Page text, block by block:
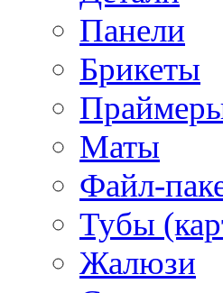
Панели
Брикеты
Маты
Файл-
Тубы
Жалюзи